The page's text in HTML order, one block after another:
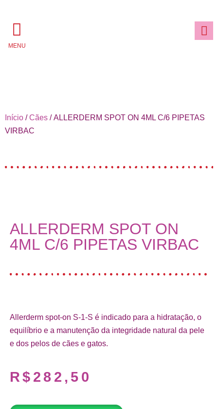
MENU
Início /Cães / ALLERDERM SPOT ON 4ML C/6 PIPETAS
VIRBAC
ALLERDERM SPOT ON
4ML C/6 PIPETAS VIRBAC
Allerderm spot-on S-1-S é indicado para a hidratação, o
equilíbrio e a manutenção da integridade natural da pele
e dos pelos de cães e gatos.
R$ 282,50